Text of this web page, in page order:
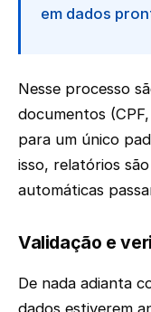
em dados
Nesse processo
documentos
para um único
isso, relatórios
automáticas
Validação e
De nada adianta